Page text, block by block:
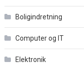
Boligindretning
Computer og IT
Elektronik